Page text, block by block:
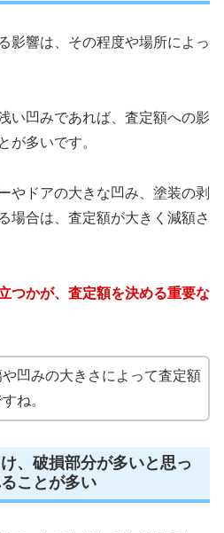
影響は、その程度や場所によっ
い凹みであれば、査定額への影
が多いです。
やドアの大きな凹み、塗装の剥
場合は、査定額が大きく減額さ
つかが、査定額を決める重要な
凹みの大きさによって査定額
ね。
、破損部分が多いと思っ
ことが多い